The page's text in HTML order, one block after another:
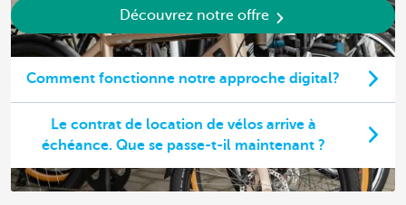
Découvrez notre offre
Comment fonctionne notre approche digital?
Le contrat de location de vélos arrive à
échéance. Que se passe-t-il maintenant ?